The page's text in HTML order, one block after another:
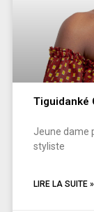
Tiguidanké
Jeune dame
styliste
LIRE LA SUITE »